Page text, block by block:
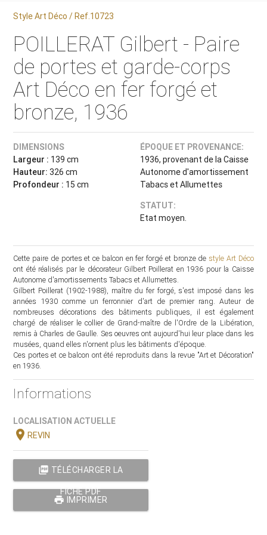
Style Art Déco / Ref.10723
POILLERAT Gilbert - Paire
de portes et garde-corps
Art Déco en fer forgé et
bronze, 1936
DIMENSIONS
Largeur : 139 cm
Hauteur: 326 cm
Profondeur : 15 cm
ÉPOQUE ET PROVENANCE:
1936, provenant de la Caisse
Autonome d'amortissement
Tabacs et Allumettes
STATUT:
Etat moyen.
Cette paire de portes et ce balcon en fer forgé et bronze de style Art Déco
ont été réalisés par le décorateur Gilbert Poillerat en 1936 pour la Caisse
Autonome d'amortissements Tabacs et Allumettes.
Gilbert Poillerat (1902-1988), maître du fer forgé, s'est imposé dans les
années 1930 comme un ferronnier d'art de premier rang. Auteur de
nombreuses décorations des bâtiments publiques, il est également
chargé de réaliser le collier de Grand-maître de l'Ordre de la Libération,
remis à Charles de Gaulle. Ses oeuvres ont aujourd'hui leur place dans les
musées, quand elles n'ornent plus les bâtiments d'époque.
Ces portes et ce balcon ont été reproduits dans la revue "Art et Décoration"
en 1936.
Informations
LOCALISATION ACTUELLE
location_onREVIN
picture_as_pdf TÉLÉCHARGER LA
FICHE PDF
print IMPRIMER